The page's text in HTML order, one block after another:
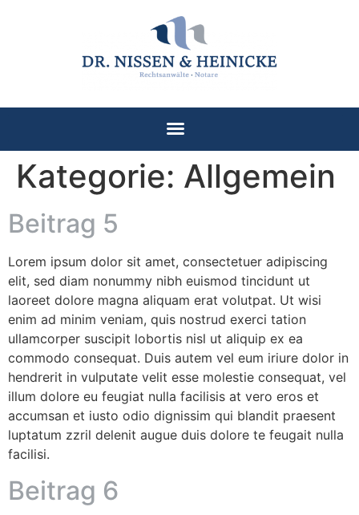
Kategorie: Allgemein
Beitrag 5
Lorem ipsum dolor sit amet, consectetuer adipiscing
elit, sed diam nonummy nibh euismod tincidunt ut
laoreet dolore magna aliquam erat volutpat. Ut wisi
enim ad minim veniam, quis nostrud exerci tation
ullamcorper suscipit lobortis nisl ut aliquip ex ea
commodo consequat. Duis autem vel eum iriure dolor in
hendrerit in vulputate velit esse molestie consequat, vel
illum dolore eu feugiat nulla facilisis at vero eros et
accumsan et iusto odio dignissim qui blandit praesent
luptatum zzril delenit augue duis dolore te feugait nulla
facilisi.
Beitrag 6